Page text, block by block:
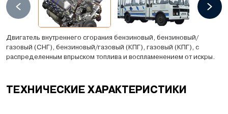
Двигатель внутреннего сгорания бензиновый, бензиновый/
газовый (СНГ), бензиновый/газовый (КПГ), газовый (КПГ), с
распределенным впрыском топлива и воспламенением от искры.
ТЕХНИЧЕСКИЕ ХАРАКТЕРИСТИКИ